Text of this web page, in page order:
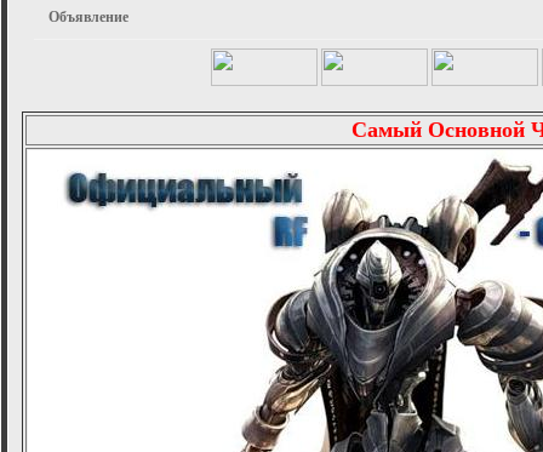
Объявление
Самый Основной